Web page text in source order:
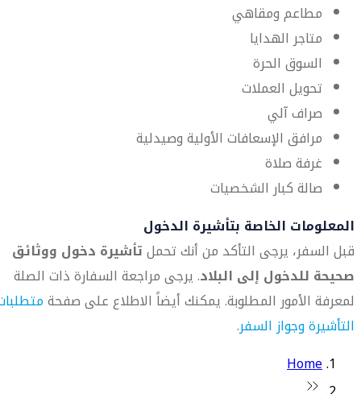
مطاعم ومقاهي
متاجر الهدايا
السوق الحرة
تحويل العملات
صراف آلي
مرافق الإسعافات الأولية وصيدلية
غرفة صلاة
صالة كبار الشخصيات
المعلومات الخاصة بتأشيرة الدخول
قبل السفر، يرجى التأكد من أنك تحملتأشيرة دخول ووثائق
صحيحة للدخول إلى البلاد. يرجى مراجعة السفارة ذات الصلة
لمعرفة الأمور المطلوبة. يمكنك أيضاً الاطلاع على صفحة
التأشيرة وجواز السفر.
Home